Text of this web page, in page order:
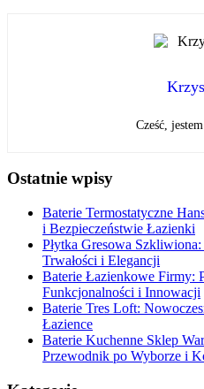
Cześć,
Ostatnie wpisy
Baterie Termostatyczne
i Bezpieczeństwie Łazienki
Płytka Gresowa
Trwałości i Elegancji
Baterie Łazienkowe Firmy:
Funkcjonalności i Innowacji
Baterie Tres Loft:
Łazience
Baterie Kuchenne Sklep
Przewodnik po Wyborze i